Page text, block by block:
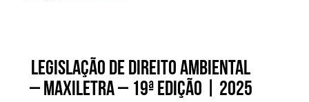
Legislação de Direito Ambiental
– Maxiletra – 19ª edição | 2025